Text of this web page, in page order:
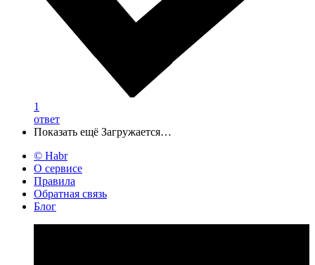
1
ответ
Показать ещё Загружается…
© Habr
О сервисе
Правила
Обратная связь
Блог